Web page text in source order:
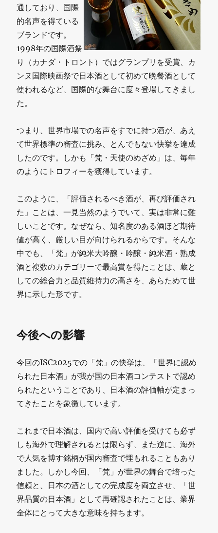
通しており、国際
的名声を得ている
ブランドです。
1998年の国際酒祭
り（カナダ・トロント）ではグランプリを受賞、カ
ンヌ国際映画祭で日本酒として初めて晩餐酒として
使われるなど、国際的な舞台に度々登場してきまし
た。
つまり、世界市場での名声をすでに持つ酒が、あえ
て世界標準の審査に挑み、とんでもない快挙を達成
したのです。しかも「梵・天使のめざめ」は、毎年
のようにトロフィーを獲得しています。
このように、「評価されるべき酒が、再び評価され
た」ことは、一見当然のようでいて、実は非常に難
しいことです。なぜなら、知名度のある酒ほど期待
値が高く、厳しい目が向けられるからです。そんな
中でも、「梵」が純米大吟醸・吟醸・純米酒・熟成
酒と複数のカテゴリーで最高賞を得たことは、蔵と
しての総合力と品質維持力の高さを、あらためて世
界に示した形です。
今後への影響
今回のISC2025での「梵」の快挙は、「世界に認め
られた日本酒」が我が国の日本酒コンテストで認め
られたということであり、日本酒の評価軸が定まっ
てきたことを象徴しています。
これまで日本酒は、国内で高い評価を受けても必ず
しも海外で理解されるとは限らず、また逆に、海外
で人気を博す銘柄が国内審査で埋もれることもあり
ました。しかし今回、「梵」が世界の舞台で培った
信頼と、日本の酒としての完成度を両立させ、「世
界品質の日本酒」として再確認されたことは、業界
全体にとって大きな意味を持ちます。